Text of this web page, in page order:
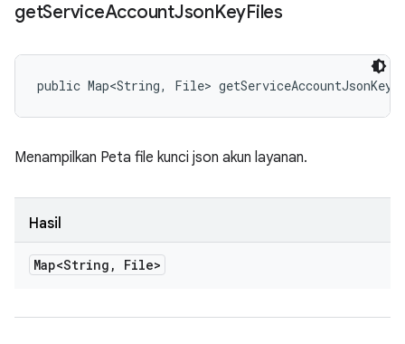
getServiceAccountJsonKeyFiles
public Map<String, File>
Menampilkan Peta file kunci json akun layanan.
Hasil
Map<String , File>